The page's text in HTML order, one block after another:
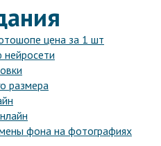
цена за 1 шт
размера
фона на фотографиях